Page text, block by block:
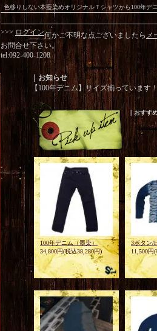
色移りしない本藍染めオリジナルＴシャツから100年
>>> ログイン何かご不明な点ございましたら メ
お問合せ下さい。
tel:092-400-1208
｜お知らせ
【100年デニム】サイズ揃っています
｜おすす
100年デニム（墨染）
34,800円(税込38,280円)
3ボタン/
11,500円